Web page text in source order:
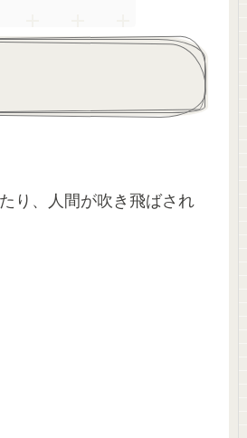
り、人間が吹き飛ばされ